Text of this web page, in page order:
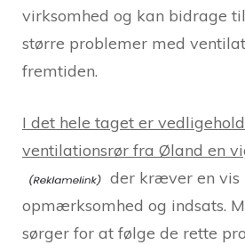
virksomhed og kan bidrage
større problemer med
fremtiden.
I det hele taget er
ventilationsrør fra Øland en
der kræver en
opmærksomhed og indsats.
sørger for at følge de rette